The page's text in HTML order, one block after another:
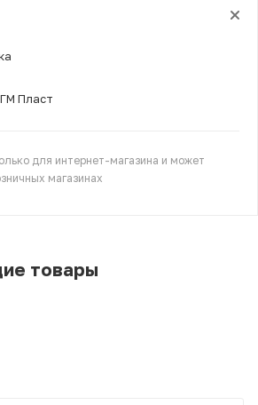
Пласт
для интернет-магазина и может
магазинах
товары